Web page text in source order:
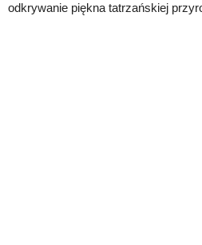
odkrywanie piękna tatrzańskiej